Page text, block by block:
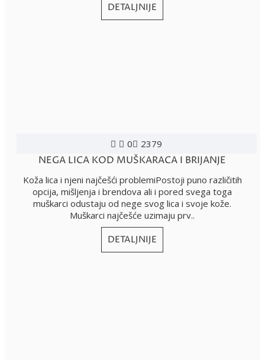
DETALJNIJE
0 2379
NEGA LICA KOD MUŠKARACA I BRIJANJE
Koža lica i njeni najčešći problemiPostoji puno različitih
opcija, mišljenja i brendova ali i pored svega toga
muškarci odustaju od nege svog lica i svoje kože.
Muškarci najčešće uzimaju prv..
DETALJNIJE